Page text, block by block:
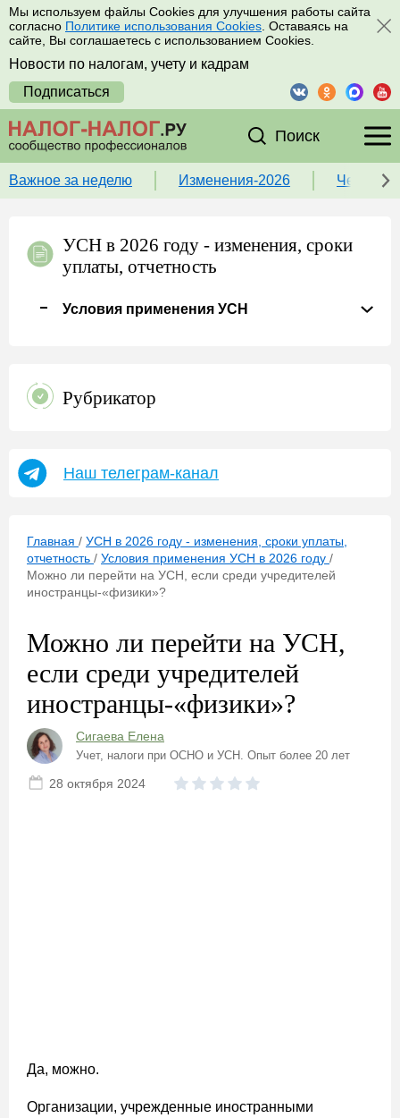
Мы используем файлы Cookies для улучшения работы сайта
согласно Политике использования Cookies . Оставаясь на
сайте, Вы соглашаетесь с использованием Cookies.
Новости по налогам, учету и кадрам
Подписаться
Поиск
Важное за неделю Изменения-2026 Чек-
УСН в 2026 году - изменения, сроки
уплаты, отчетность
Условия применения УСН
Рубрикатор
Наш телеграм-канал
Главная / УСН в 2026 году - изменения, сроки уплаты,
отчетность / Условия применения УСН в 2026 году /
Можно ли перейти на УСН, если среди учредителей
иностранцы-«физики»?
Можно ли перейти на УСН,
если среди учредителей
иностранцы-«физики»?
Сигаева Елена
Учет, налоги при ОСНО и УСН. Опыт более 20 лет
28 октября 2024
Да, можно.
Организации, учрежденные иностранными